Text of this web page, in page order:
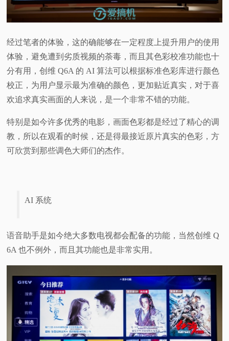
经过笔者的体验，这的确能够在一定程度上提升用户的使用
体验，避免遭到劣质视频的荼毒，而且其色彩校准功能也十
分有用，创维 Q6A 的 AI 算法可以根据标准色彩库进行颜色
校正，为用户显示最为准确的颜色，更加贴近真实，对于喜
欢追求真实画面的人来说，是一个非常不错的功能。
特别是如今许多优秀的电影，画面色彩都是经过了精心的调
教，所以在观看的时候，还是得最接近原片真实的色彩，方
可欣赏到那些调色大师们的杰作。
AI 系统
语音助手是如今绝大多数电视都会配备的功能，当然创维 Q
6A 也不例外，而且其功能也是非常实用。